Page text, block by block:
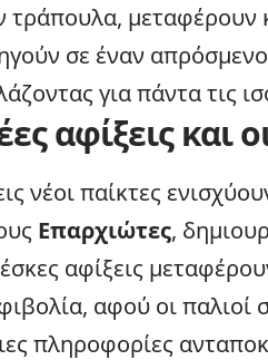
τράπουλα, μεταφέρουν
σε έναν
για πάντα τις
αφίξεις και
νέοι παίκτες
Επαρχιώτες,
αφίξεις
αφού οι παλιοί
πληροφορίες